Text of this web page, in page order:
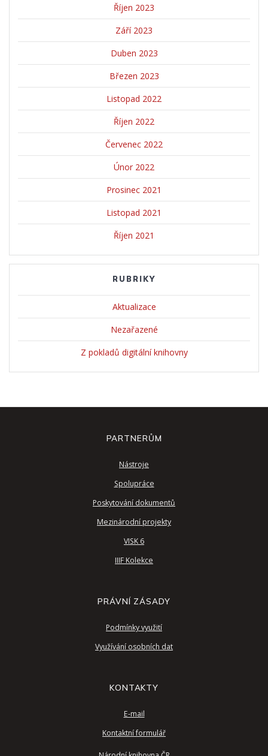
Říjen 2023
Září 2023
Duben 2023
Březen 2023
Listopad 2022
Říjen 2022
Červenec 2022
Únor 2022
Prosinec 2021
Listopad 2021
Říjen 2021
RUBRIKY
Aktualizace
Nezařazené
Z pokladů digitální knihovny
PARTNERŮM
Nástroje
Spolupráce
Poskytování dokumentů
Mezinárodní projekty
VISK 6
IIIF Kolekce
PRÁVNÍ ZÁSADY
Podmínky využití
Využívání osobních dat
KONTAKTY
E-mail
Kontaktní formulář